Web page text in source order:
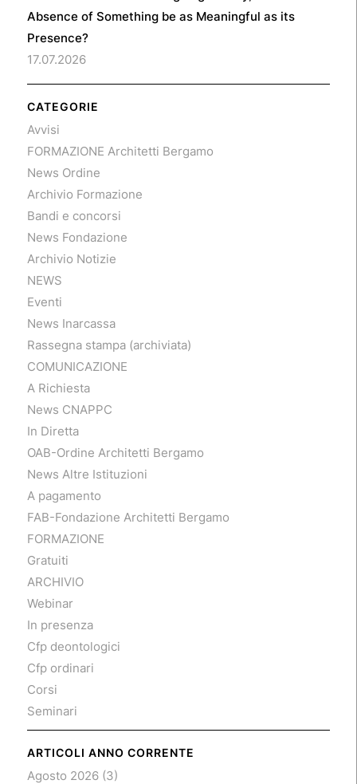
Absence of Something be as Meaningful as its
Presence?
17.07.2026
CATEGORIE
Avvisi
FORMAZIONE Architetti Bergamo
News Ordine
Archivio Formazione
Bandi e concorsi
News Fondazione
Archivio Notizie
NEWS
Eventi
News Inarcassa
Rassegna stampa (archiviata)
COMUNICAZIONE
A Richiesta
News CNAPPC
In Diretta
OAB-Ordine Architetti Bergamo
News Altre Istituzioni
A pagamento
FAB-Fondazione Architetti Bergamo
FORMAZIONE
Gratuiti
ARCHIVIO
Webinar
In presenza
Cfp deontologici
Cfp ordinari
Corsi
Seminari
ARTICOLI ANNO CORRENTE
Agosto 2026(3)